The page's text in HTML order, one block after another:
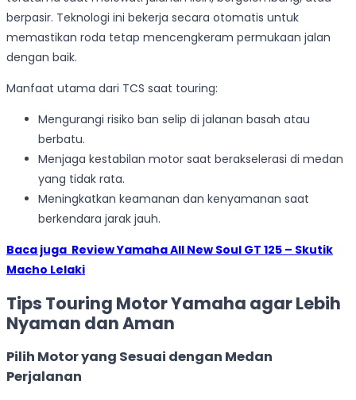
berpasir. Teknologi ini bekerja secara otomatis untuk
memastikan roda tetap mencengkeram permukaan jalan
dengan baik.
Manfaat utama dari TCS saat touring:
Mengurangi risiko ban selip di jalanan basah atau
berbatu.
Menjaga kestabilan motor saat berakselerasi di medan
yang tidak rata.
Meningkatkan keamanan dan kenyamanan saat
berkendara jarak jauh.
Baca juga Review Yamaha All New Soul GT 125 – Skutik
Macho Lelaki
Tips Touring Motor Yamaha agar Lebih
Nyaman dan Aman
Pilih Motor yang Sesuai dengan Medan
Perjalanan